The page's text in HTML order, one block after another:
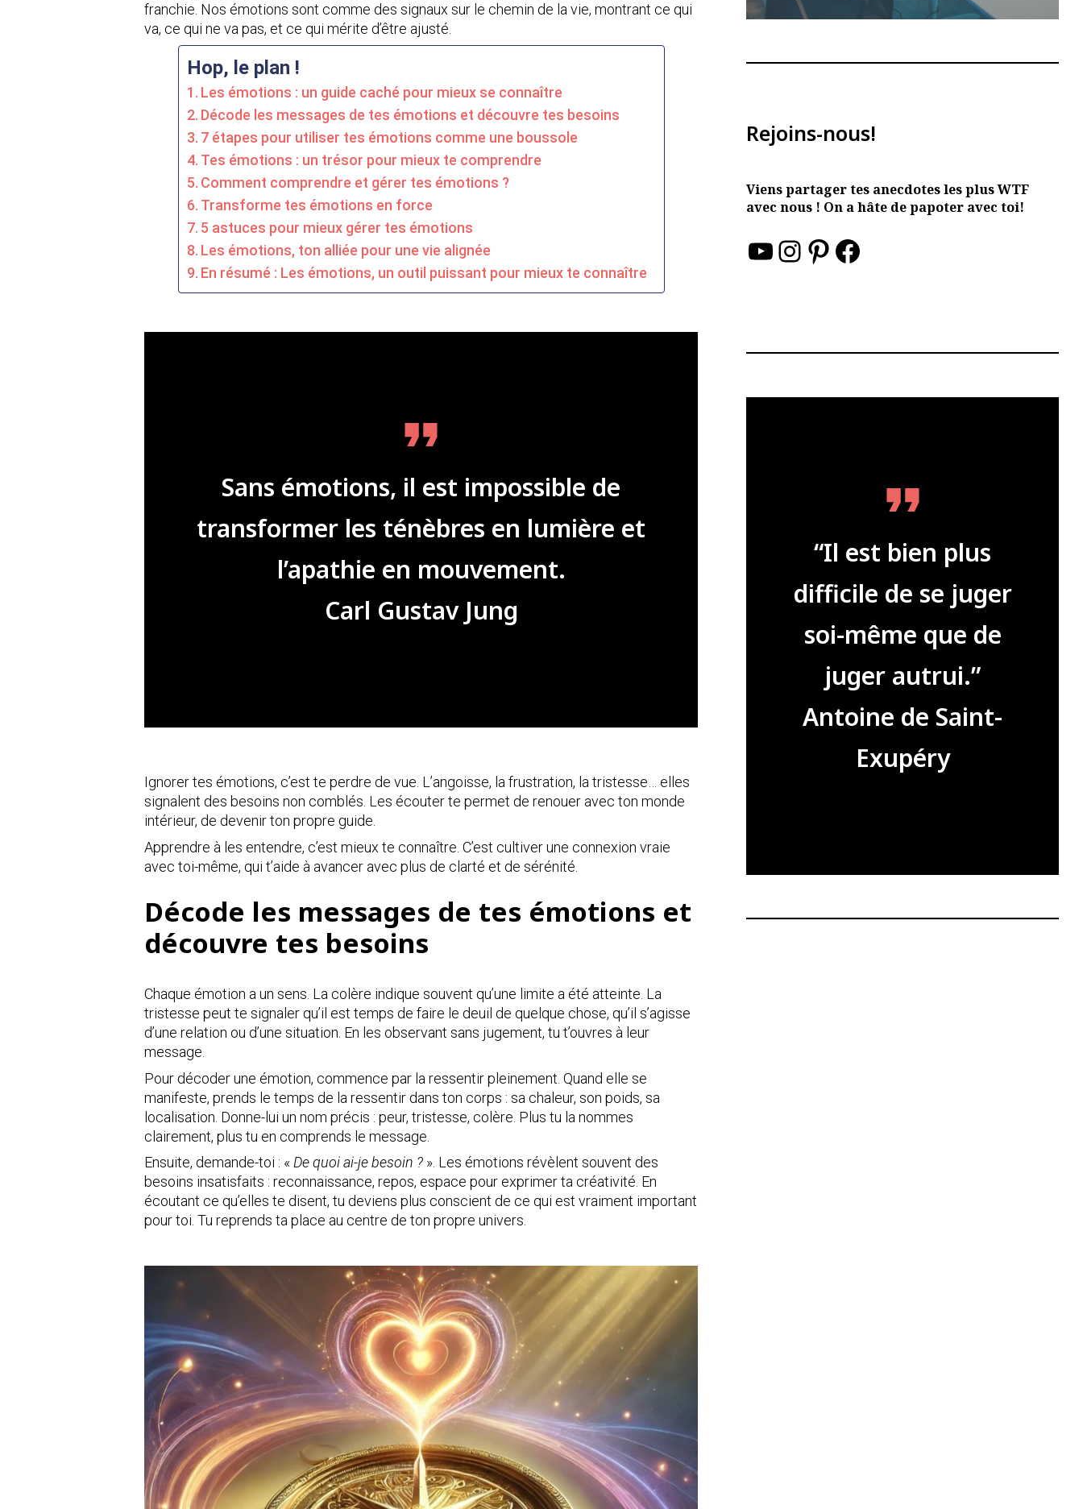
franchie. Nos émotions sont comme des signaux sur le chemin de la vie, montrant ce qui
va, ce qui ne va pas, et ce qui mérite d’être ajusté.
Hop, le plan !
Les émotions : un guide caché pour mieux se connaître
Décode les messages de tes émotions et découvre tes besoins
7 étapes pour utiliser tes émotions comme une boussole
Tes émotions : un trésor pour mieux te comprendre
Comment comprendre et gérer tes émotions ?
Transforme tes émotions en force
5 astuces pour mieux gérer tes émotions
Les émotions, ton alliée pour une vie alignée
En résumé : Les émotions, un outil puissant pour mieux te connaître
Sans émotions, il est impossible de
transformer les ténèbres en lumière et
l’apathie en mouvement.
Carl Gustav Jung
Ignorer tes émotions, c’est te perdre de vue. L’angoisse, la frustration, la tristesse… elles
signalent des besoins non comblés. Les écouter te permet de renouer avec ton monde
intérieur, de devenir ton propre guide.
Apprendre à les entendre, c’est mieux te connaître. C’est cultiver une connexion vraie
avec toi-même, qui t’aide à avancer avec plus de clarté et de sérénité.
Décode les messages de tes émotions et
découvre tes besoins
Chaque émotion a un sens. La colère indique souvent qu’une limite a été atteinte. La
tristesse peut te signaler qu’il est temps de faire le deuil de quelque chose, qu’il s’agisse
d’une relation ou d’une situation. En les observant sans jugement, tu t’ouvres à leur
message.
Pour décoder une émotion, commence par la ressentir pleinement. Quand elle se
manifeste, prends le temps de la ressentir dans ton corps : sa chaleur, son poids, sa
localisation. Donne-lui un nom précis : peur, tristesse, colère. Plus tu la nommes
clairement, plus tu en comprends le message.
Ensuite, demande-toi : « De quoi ai-je besoin ? ». Les émotions révèlent souvent des
besoins insatisfaits : reconnaissance, repos, espace pour exprimer ta créativité. En
écoutant ce qu’elles te disent, tu deviens plus conscient de ce qui est vraiment important
pour toi. Tu reprends ta place au centre de ton propre univers.
Rejoins-nous!
Viens partager tes anecdotes les plus WTF
avec nous ! On a hâte de papoter avec toi!
“Il est bien plus
difficile de se juger
soi-même que de
juger autrui.”
Antoine de Saint-
Exupéry